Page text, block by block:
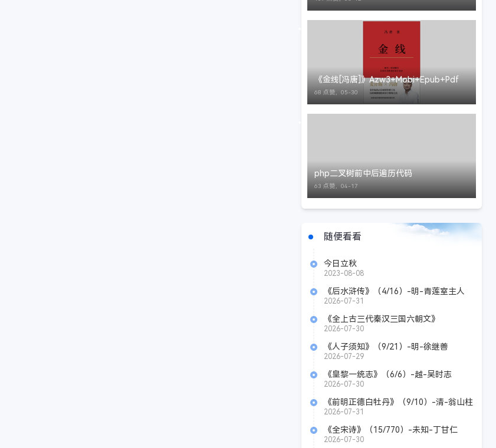
《金线[冯唐]》Azw3+Mobi+Epub+Pdf
68 点赞， 05-30
php二叉树前中后遍历代码
63 点赞， 04-17
随便看看
今日立秋
2023-08-08
《后水浒传》（4/16）-明-青莲室主人
2026-07-31
《全上古三代秦汉三国六朝文》
（208/305）-清-严可均
2026-07-30
《人子须知》（9/21）-明-徐继善
2026-07-29
《皇黎一统志》（6/6）-越-吴时志
2026-07-30
《前明正德白牡丹》（9/10）-清-翁山柱
石琮
2026-07-31
《全宋诗》（15/770）-未知-丁甘仁
2026-07-30